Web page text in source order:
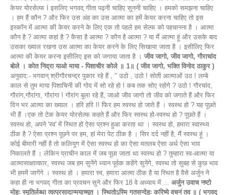
केयर योरसेल्फ I इसलिए भगवद् गीता पढ़नी चाहिए सुननी चाहिए । हमको समझना चाहिए
। हम हैं कौन ? और फिर उस अंह का उस आत्मा का हमें केयर करना चाहिए तो इस
इस्कॉन में आत्मा की केयर करने के लिए एक तो पहले हम सेल्फ को पहचानना है । आत्मा
कौन है ? आत्मा कहां है ? कैसा है आत्मा ? कौन है आत्मा ? या मैं आत्मा हूं और उसके बाद
उसका ख्याल रखना उस आत्मा का केयर करने के लिए सिखाया जाता है । इसीलिए फिर
आत्मा की केयर करना इसीलिए इस को जगाया जाता है । जीव जागो, जीव जागो, गौराचांद
बोले । कोत निद्रा याओ माया - पिशाचीर कोले ॥ 1॥ ( जीव जागो, भक्ति विनोद ठाकुर )
अनुवाद:- भगवान् श्रीगौरचन्द्र पुकार रहे हैं , " उठो , उठो ! सोती आत्माओं उठ ! लम्बे
काल से तुम माया पिशाचिनी की गोद में सो रहे हो ! कब तक सोए रहोगे ? उठो ! गौरचांद,
गौरांग,गौरांगा, गौरांगा ! गौरांग बुला रहे हैं, जाओ जीव जागो तो जीव को जगाते हैं और फिर
दिन भर आत्मा का ख्याल । हरि हरि !! फिर हम स्वस्थ हो जाते हैं । स्वस्थ हो ? यह पूछते
भी हैं ।एक तो टेक केयर योरसेल्फ कहते हैं और फिर स्वस्थ हो-स्वस्थ हो ? पूछते हैं ।
स्वस्थ हो, अपने 'स्व' में स्थित हो ऐसा प्रश्न हुआ करता था । स्वस्थ हो, हमारा स्वास्थ्य
ठीक है ? ऐसा प्रश्न पूछने पर हम, हां मेरा पेट ठीक है । सिर दर्द नहीं है, मैं स्वस्थ हूं ।
कोई बीमारी नहीं है तो कलियुग में ऐसा स्वस्थ हो का ऐसा मतलब ऐसा अर्थ ऐसा भाव
निकालते हैं । लेकिन प्राचीन काल में जब पूछा जाता था स्वस्थ हो ? तुम्हारा स्व-आत्मा या
आत्मासाक्षात्कार, स्वस्थ जब हम सुनेंगे ध्यान पूर्वक कहेंगे सुनेंगे, स्वस्थ तो सुबह से कुछ भाव
भी हममें जागेंगे । स्वस्थ हो । हमारा स्व, हमारा आत्मा ठीक है या स्थित है वैसे अर्जुन ने
कहा ही ना भगवद् गीता का प्रवचन सुने और फिर 18 वे अध्याय में ... अर्जुन उवाच नष्टो
मोहः स्मृतिर्लब्धा त्वत्प्रसादान्मयाच्युत । स्थितोऽस्मि गतसन्देहः करिष्ये वचनं तव ॥ ( भगवद्